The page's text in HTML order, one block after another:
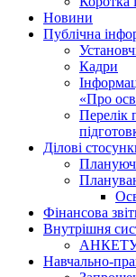
Новини
Публічна
Кадри
«Про
Перелік
Ділові
Фінансова
Внутрішня
Навчально-